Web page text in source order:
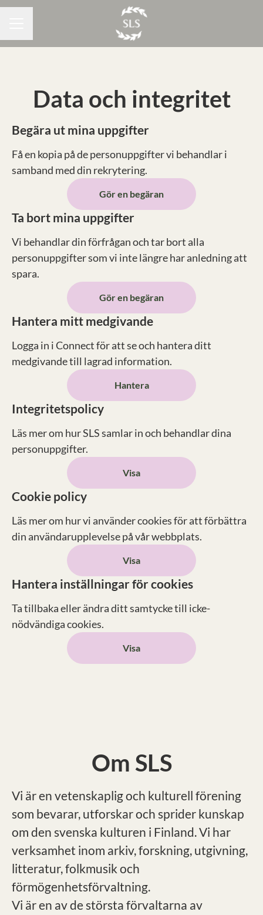
Data och integritet
Begära ut mina uppgifter
Få en kopia på de personuppgifter vi behandlar i
samband med din rekrytering.
Gör en begäran
Ta bort mina uppgifter
Vi behandlar din förfrågan och tar bort alla
personuppgifter som vi inte längre har anledning att
spara.
Gör en begäran
Hantera mitt medgivande
Logga in i Connect för att se och hantera ditt
medgivande till lagrad information.
Hantera
Integritetspolicy
Läs mer om hur SLS samlar in och behandlar dina
personuppgifter.
Visa
Cookie policy
Läs mer om hur vi använder cookies för att förbättra
din användarupplevelse på vår webbplats.
Visa
Hantera inställningar för cookies
Ta tillbaka eller ändra ditt samtycke till icke-
nödvändiga cookies.
Visa
Om SLS
Vi är en vetenskaplig och kulturell förening
som bevarar, utforskar och sprider kunskap
om den svenska kulturen i Finland. Vi har
verksamhet inom arkiv, forskning, utgivning,
litteratur, folkmusik och
förmögenhetsförvaltning.
Vi är en av de största förvaltarna av